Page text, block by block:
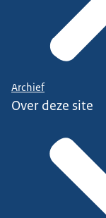
Archief
Over deze site